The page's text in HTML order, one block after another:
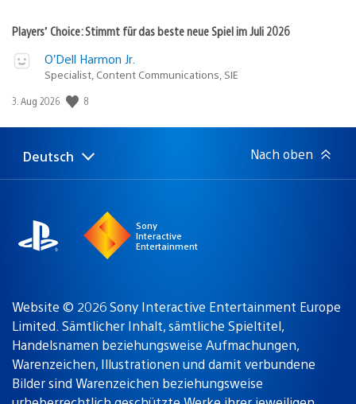
Players’ Choice: Stimmt für das beste neue Spiel im Juli 2026
O’Dell Harmon Jr.
Specialist, Content Communications, SIE
Veröffentlichungsdatum:
3. Aug 2026 8
Select
a
Aktuelle
Region:
Deutsch Nach oben
Sony
Interactive
Entertainment
Website © 2026 Sony Interactive Entertainment Europe
Limited. Sämtlicher Inhalt, sämtliche Spieltitel,
Handelsnamen beziehungsweise Aufmachungen,
Warenzeichen, Illustrationen und damit verbundene
Bilder sind Warenzeichen beziehungsweise